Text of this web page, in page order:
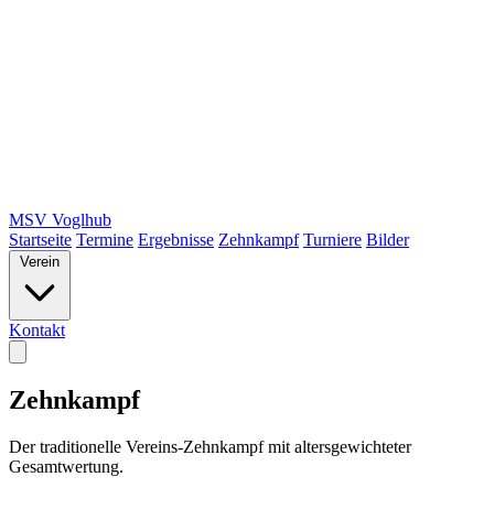
MSV Voglhub
Startseite Termine Ergebnisse Zehnkampf Turniere Bilder
Verein
Kontakt
Zehnkampf
Der traditionelle Vereins-Zehnkampf mit altersgewichteter
Gesamtwertung.